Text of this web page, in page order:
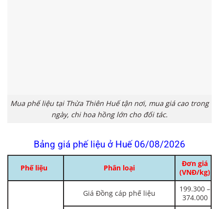
Mua phế liệu tại Thừa Thiên Huế tận nơi, mua giá cao trong
ngày, chi hoa hồng lớn cho đối tác.
Bảng giá phế liệu ở Huế 06/08/2026
Phế liệu Phân loại
Đơn giá
(VNĐ/kg)
Giá Đồng cáp phế liệu
199.300 –
374.000